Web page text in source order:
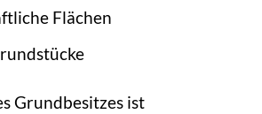
Flächen
Grundbesitzes ist